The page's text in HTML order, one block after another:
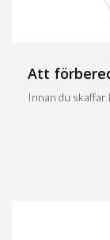
Att
Innan du skaffar